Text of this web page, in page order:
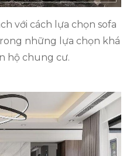
với cách lựa chọn sofa
những lựa chọn khá
hộ chung cư.